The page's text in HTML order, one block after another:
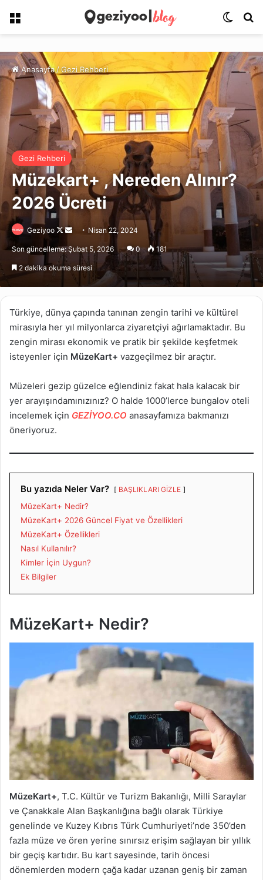
Menü Dış
Anasayfa/Gezi Rehberi
Gezi Rehberi
Müzekart+ , Nereden Alınır?
2026 Ücreti
Geziyoo
Follow
X
Bir
posta
göndermek
Nisan 22, 2024
Son güncelleme: Şubat 5, 2026 0 181
2 dakika okuma süresi
Türkiye, dünya çapında tanınan zengin tarihi ve kültürel
mirasıyla her yıl milyonlarca ziyaretçiyi ağırlamaktadır. Bu
zengin mirası ekonomik ve pratik bir şekilde keşfetmek
isteyenler için MüzeKart+ vazgeçilmez bir araçtır.
Müzeleri gezip güzelce eğlendiniz fakat hala kalacak bir
yer arayışındamınızınız? O halde 1000’lerce bungalov oteli
incelemek için GEZİYOO.CO anasayfamıza bakmanızı
öneriyoruz.
Bu yazıda Neler Var? BAŞLIKLARI GİZLE
MüzeKart+ Nedir?
MüzeKart+ 2026 Güncel Fiyat ve Özellikleri
MüzeKart+ Özellikleri
Nasıl Kullanılır?
Kimler İçin Uygun?
Ek Bilgiler
MüzeKart+ Nedir?
MüzeKart+, T.C. Kültür ve Turizm Bakanlığı, Milli Saraylar
ve Çanakkale Alan Başkanlığına bağlı olarak Türkiye
genelinde ve Kuzey Kıbrıs Türk Cumhuriyeti’nde 350’den
fazla müze ve ören yerine sınırsız erişim sağlayan bir yıllık
bir geçiş kartıdır. Bu kart sayesinde, tarih öncesi
dönemlerden modern çağa kadar uzanan geniş bir zaman